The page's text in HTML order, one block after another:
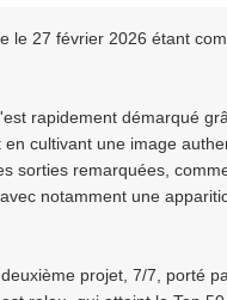
le 27 février 2026 étant
rapidement démarqué
cultivant une image
sorties remarquées,
notamment une
projet, 7/7, porté